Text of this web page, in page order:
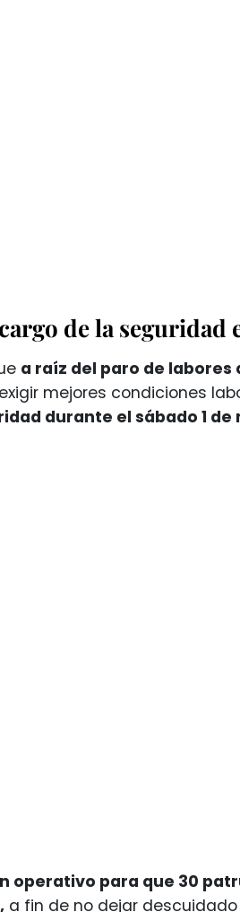
de la seguridad
a raíz del paro de
mejores condiciones
durante el sábado 1 de
operativo para que 30
a fin de no dejar